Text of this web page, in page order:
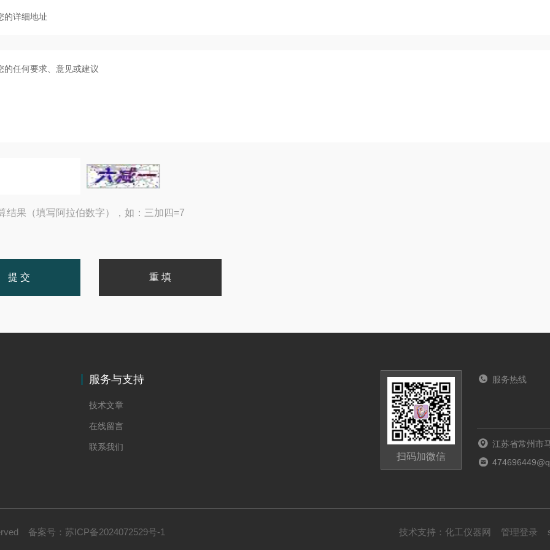
结果（填写阿拉伯数字），如：三加四=7
服务与支持
技术文章
在线留言
联系我们
扫码加微信
服务热线
江苏省常州市
备案号： 苏ICP备2024072529号-1 技术支持： 化工仪器网 管理登录